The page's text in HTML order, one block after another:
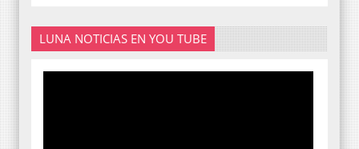
LUNA NOTICIAS EN YOU TUBE